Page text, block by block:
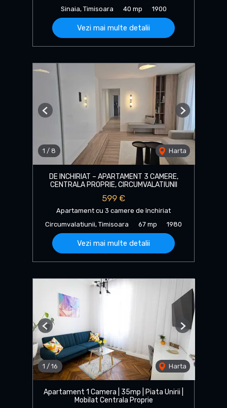
Sinaia, Timisoara
40 mp 1900
Vezi mai multe detalii
1 / 8 Harta
Previous Next
DE INCHIRIAT – APARTAMENT 3 CAMERE,
CENTRALA PROPRIE, CIRCUMVALATIUNII
599 €
Apartament cu 3 camere de închiriat
Circumvalatiunii, Timisoara
67 mp 1980
Vezi mai multe detalii
1 / 16 Harta
Previous Next
Apartament 1 Camera | 35mp | Piata Unirii |
Mobilat Centrala Proprie